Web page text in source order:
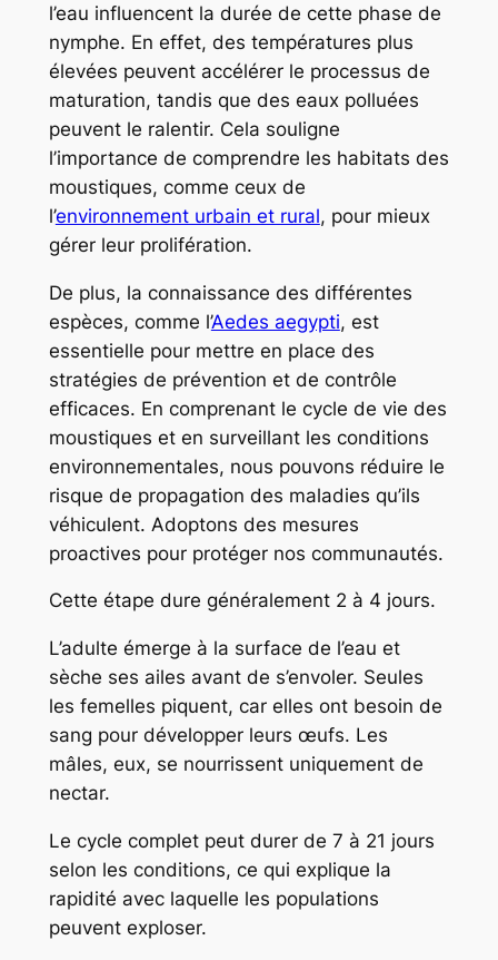
l’eau influencent la durée de cette phase de
nymphe. En effet, des températures plus
élevées peuvent accélérer le processus de
maturation, tandis que des eaux polluées
peuvent le ralentir. Cela souligne
l’importance de comprendre les habitats des
moustiques, comme ceux de
l’environnement urbain et rural, pour mieux
gérer leur prolifération.
De plus, la connaissance des différentes
espèces, comme l’Aedes aegypti, est
essentielle pour mettre en place des
stratégies de prévention et de contrôle
efficaces. En comprenant le cycle de vie des
moustiques et en surveillant les conditions
environnementales, nous pouvons réduire le
risque de propagation des maladies qu’ils
véhiculent. Adoptons des mesures
proactives pour protéger nos communautés.
Cette étape dure généralement 2 à 4 jours.
L’adulte émerge à la surface de l’eau et
sèche ses ailes avant de s’envoler. Seules
les femelles piquent, car elles ont besoin de
sang pour développer leurs œufs. Les
mâles, eux, se nourrissent uniquement de
nectar.
Le cycle complet peut durer de 7 à 21 jours
selon les conditions, ce qui explique la
rapidité avec laquelle les populations
peuvent exploser.